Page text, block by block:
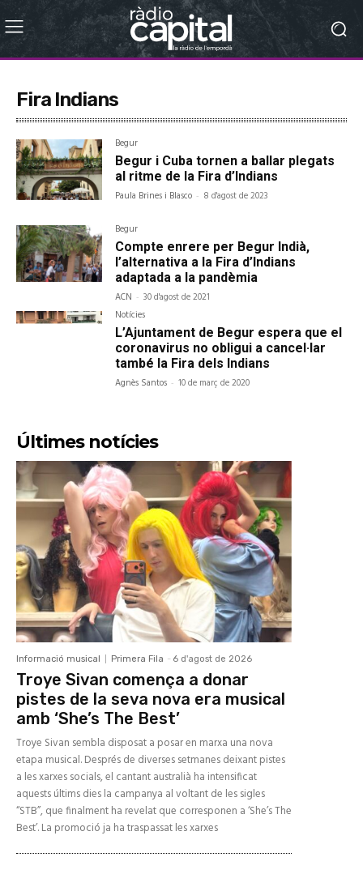
Fira Indians
Begur
Begur i Cuba tornen a ballar plegats
al ritme de la Fira d’Indians
Paula Brines i Blasco - 8 d'agost de 2023
Begur
Compte enrere per Begur Indià,
l’alternativa a la Fira d’Indians
adaptada a la pandèmia
ACN - 30 d'agost de 2021
Notícies
L’Ajuntament de Begur espera que el
coronavirus no obligui a cancel·lar
també la Fira dels Indians
Agnès Santos - 10 de març de 2020
Últimes notícies
Informació musical Primera Fila - 6 d'agost de 2026
Troye Sivan comença a donar
pistes de la seva nova era musical
amb ‘She’s The Best’
Troye Sivan sembla disposat a posar en marxa una nova
etapa musical. Després de diverses setmanes deixant pistes
a les xarxes socials, el cantant australià ha intensificat
aquests últims dies la campanya al voltant de les sigles
“STB”, que finalment ha revelat que corresponen a ‘She’s The
Best’. La promoció ja ha traspassat les xarxes